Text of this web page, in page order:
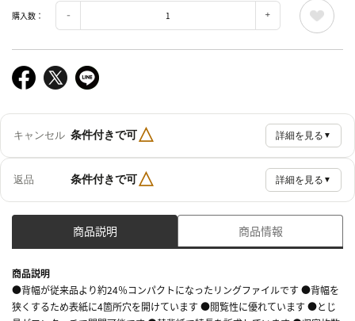
購入数：
キャンセル 条件付きで可△ 詳細を見る ▼
返品 条件付きで可△ 詳細を見る ▼
商品説明 商品情報
商品説明
●背幅が従来品より約24％コンパクトになったリングファイルです ●背幅を
狭くするため表紙に4箇所穴を開けています ●閲覧性に優れています ●とじ